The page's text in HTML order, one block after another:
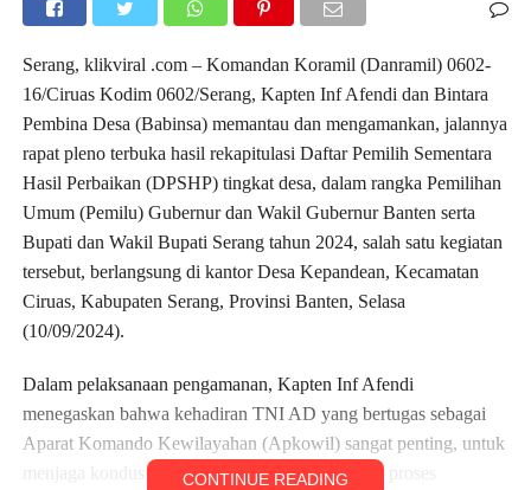
Serang, klikviral .com – Komandan Koramil (Danramil) 0602-
16/Ciruas Kodim 0602/Serang, Kapten Inf Afendi dan Bintara
Pembina Desa (Babinsa) memantau dan mengamankan, jalannya
rapat pleno terbuka hasil rekapitulasi Daftar Pemilih Sementara
Hasil Perbaikan (DPSHP) tingkat desa, dalam rangka Pemilihan
Umum (Pemilu) Gubernur dan Wakil Gubernur Banten serta
Bupati dan Wakil Bupati Serang tahun 2024, salah satu kegiatan
tersebut, berlangsung di kantor Desa Kepandean, Kecamatan
Ciruas, Kabupaten Serang, Provinsi Banten, Selasa
(10/09/2024).
Dalam pelaksanaan pengamanan, Kapten Inf Afendi
menegaskan bahwa kehadiran TNI AD yang bertugas sebagai
Aparat Komando Kewilayahan (Apkowil) sangat penting, untuk
menjaga kondusivitas serta memastikan jalannya proses
CONTINUE READING